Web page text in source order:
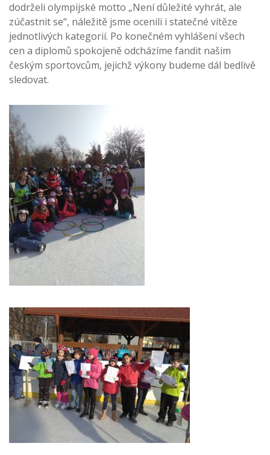
dodrželi olympijské motto „Není důležité vyhrát, ale
zúčastnit se“, náležitě jsme ocenili i statečné vítěze
jednotlivých kategorií. Po konečném vyhlášení všech
cen a diplomů spokojeně odcházíme fandit našim
českým sportovcům, jejichž výkony budeme dál bedlivě
sledovat.